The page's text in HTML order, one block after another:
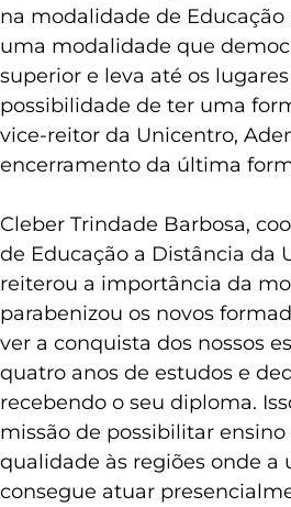
na modalidade de Educação
uma modalidade que
superior e leva até os
possibilidade de ter uma
vice-reitor da Unicentro,
encerramento da última
Cleber Trindade Barbosa,
de Educação a Distância da
reiterou a importância da
parabenizou os novos
ver a conquista dos nossos
quatro anos de estudos e
recebendo o seu diploma.
missão de possibilitar
qualidade às regiões onde a
consegue atuar